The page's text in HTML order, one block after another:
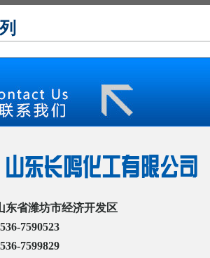
东省潍坊市经济开发区
7590523
7599829